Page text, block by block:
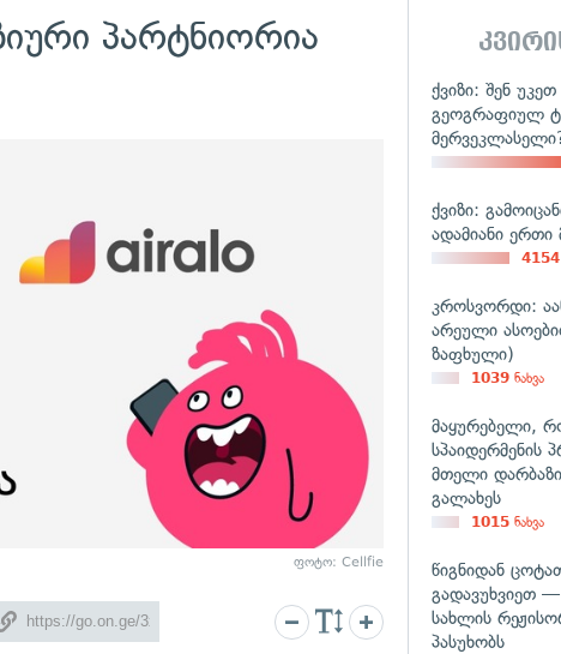
პარტნიორია
ფოტო: Cellfie
ქვიზი: შენ
გეოგრაფიულ
ქვიზი:
ადამიანი ერთი
4154
კროსვორდი:
არეული
ზაფხული)
1039 ნახვა
მაყურებელი,
სპაიდერმენის
მთელი
გალახეს
1015 ნახვა
წიგნიდან
გადავუხვიეთ
სახლის
პასუხობს